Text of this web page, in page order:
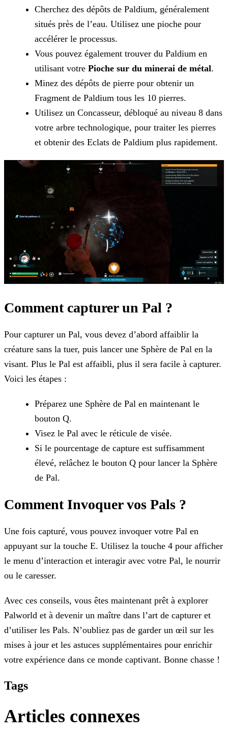
Cherchez des dépôts de Paldium, généralement
situés près de l’eau. Utilisez une pioche pour
accélérer le processus.
Vous pouvez également trouver du Paldium en
utilisant votre Pioche sur du minerai de métal.
Minez des dépôts de pierre pour obtenir un
Fragment de Paldium tous les 10 pierres.
Utilisez un Concasseur, débloqué au niveau 8 dans
votre arbre technologique, pour traiter les pierres
et obtenir des Eclats de Paldium plus rapidement.
Comment capturer un Pal ?
Pour capturer un Pal, vous devez d’abord affaiblir la
créature sans la tuer, puis lancer une Sphère de Pal en la
visant. Plus le Pal est affaibli, plus il sera facile à capturer.
Voici les étapes :
Préparez une Sphère de Pal en maintenant le
bouton Q.
Visez le Pal avec le réticule de visée.
Si le pourcentage de capture est suffisamment
élevé, relâchez le bouton Q pour lancer la Sphère
de Pal.
Comment Invoquer vos Pals ?
Une fois capturé, vous pouvez invoquer votre Pal en
appuyant sur la touche E. Utilisez la touche 4 pour afficher
le menu d’interaction et interagir avec votre Pal, le nourrir
ou le caresser.
Avec ces conseils, vous êtes maintenant prêt à explorer
Palworld et à devenir un maître dans l’art de capturer et
d’utiliser les Pals. N’oubliez pas de garder un œil sur les
mises à jour et les astuces supplémentaires pour enrichir
votre expérience dans ce monde captivant. Bonne chasse !
Tags
Articles connexes